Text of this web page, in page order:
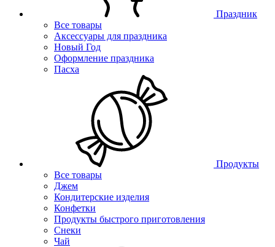
Праздник
Все товары
Аксессуары для праздника
Новый Год
Оформление праздника
Пасха
Продукты
Все товары
Джем
Кондитерские изделия
Конфетки
Продукты быстрого приготовления
Снеки
Чай